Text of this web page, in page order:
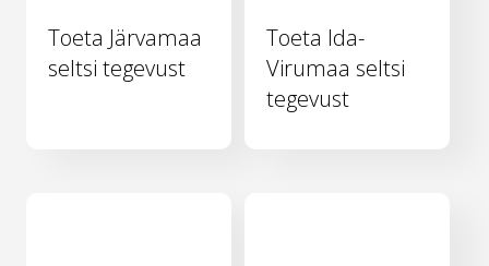
Toeta Järvamaa
seltsi tegevust
Toeta Ida-
Virumaa seltsi
tegevust